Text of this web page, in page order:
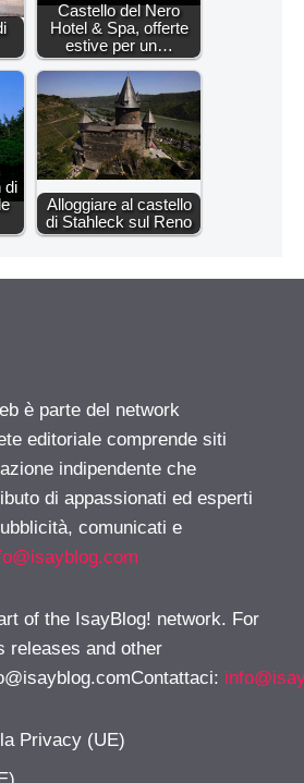
Castello del Nero
Hotel & Spa, offerte
estive per un…
di
Alloggiare al castello
di Stahleck sul Reno
è parte del network
editoriale comprende siti
indipendente che
di appassionati ed esperti
comunicati e
of the IsayBlog! network. For
releases and other
:
Privacy (UE)